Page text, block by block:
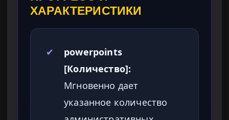
ХАРАКТЕРИСТИКИ
✔
powerpoints
[Количество]:
Мгновенно дает
указанное количество